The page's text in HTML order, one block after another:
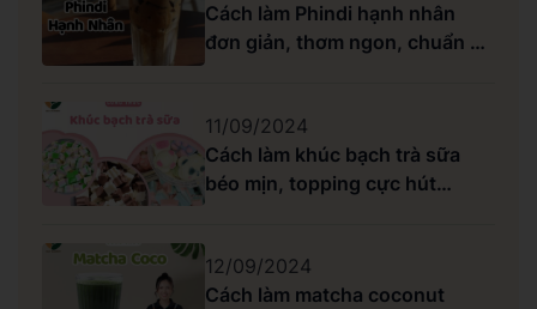
Cách làm Phindi hạnh nhân
đơn giản, thơm ngon, chuẩn vị
11/09/2024
Cách làm khúc bạch trà sữa
béo mịn, topping cực hút
12/09/2024
Cách làm matcha coconut